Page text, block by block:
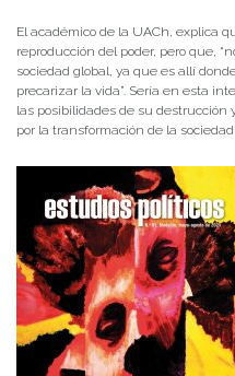
El académico de la UACh, explica
reproducción del poder, pero que,
sociedad global, ya que es allí
precarizar la vida”. Sería en esta
las posibilidades de su
por la transformación de la